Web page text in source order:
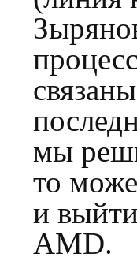
мы
то
и
AMD.